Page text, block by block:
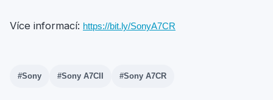
Více informací: https://bit.ly/SonyA7CR
#Sony #Sony A7CII #Sony A7CR